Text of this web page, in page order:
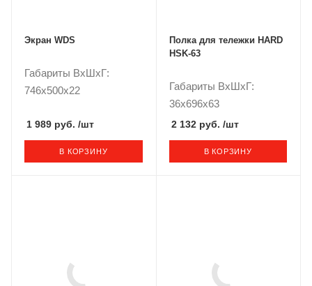
Экран WDS
Габариты ВxШxГ:
746x500x22
1 989 руб. /шт
В КОРЗИНУ
Полка для тележки HARD
HSK-63
Габариты ВxШxГ:
36x696x63
2 132 руб. /шт
В КОРЗИНУ